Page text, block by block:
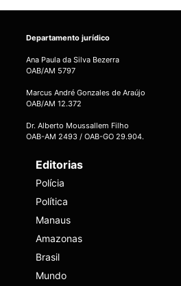
Departamento jurídico
Ana Paula da Silva Bezerra
OAB/AM 5797
Marcus André Gonzales de Araújo
OAB/AM 12.372
Dr. Alberto Moussallem Filho
OAB-AM 2493 / OAB-GO 29.904.
Editorias
Polícia
Política
Manaus
Amazonas
Brasil
Mundo